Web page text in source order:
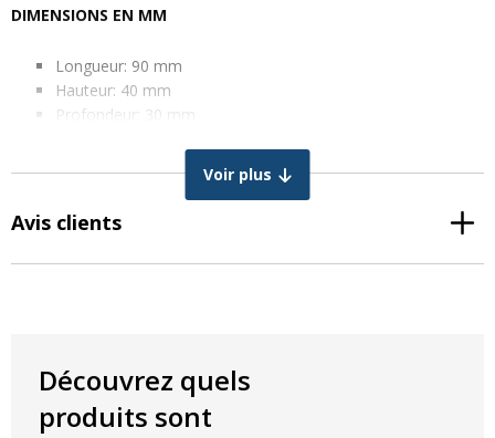
DIMENSIONS EN MM
Longueur: 90 mm
Hauteur: 40 mm
Profondeur: 30 mm
Vous cherchez un éclairage de plaque d’immatriculation LED?
Chez AgriproLED, vous êtes à la bonne adresse ☑️ Des produits
de qualité ☑️ À des prix abordables ☑️ Paiement en toute sécurité
Voir plus
Avis clients
Découvrez quels
produits sont